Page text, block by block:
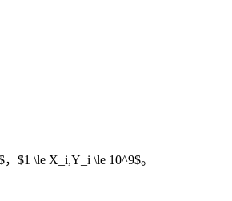
$1 \le X_i,Y_i \le 10^9$。